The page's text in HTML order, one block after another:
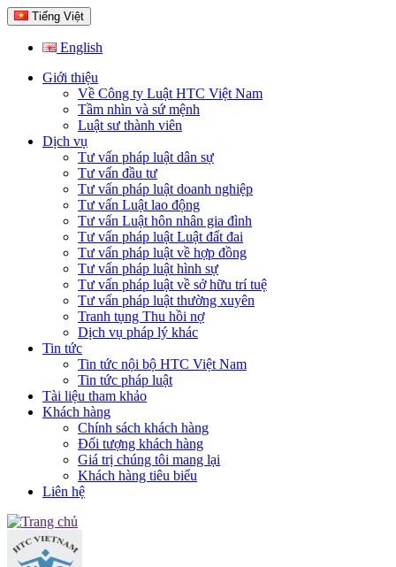
Tiếng Việt
English
Giới thiệu
Về Công ty Luật HTC Việt Nam
Tầm nhìn và sứ mệnh
Luật sư thành viên
Dịch vụ
Tư vấn pháp luật dân sự
Tư vấn đầu tư
Tư vấn pháp luật doanh nghiệp
Tư vấn Luật lao động
Tư vấn Luật hôn nhân gia đình
Tư vấn pháp luật Luật đất đai
Tư vấn pháp luật về hợp đồng
Tư vấn pháp luật hình sự
Tư vấn pháp luật về sở hữu trí tuệ
Tư vấn pháp luật thường xuyên
Tranh tụng Thu hồi nợ
Dịch vụ pháp lý khác
Tin tức
Tin tức nội bộ HTC Việt Nam
Tin tức pháp luật
Tài liệu tham khảo
Khách hàng
Chính sách khách hàng
Đối tượng khách hàng
Giá trị chúng tôi mang lại
Khách hàng tiêu biểu
Liên hệ